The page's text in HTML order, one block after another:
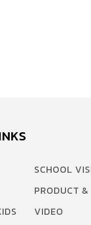
SCHOOL
PRODUCT &
VIDEO